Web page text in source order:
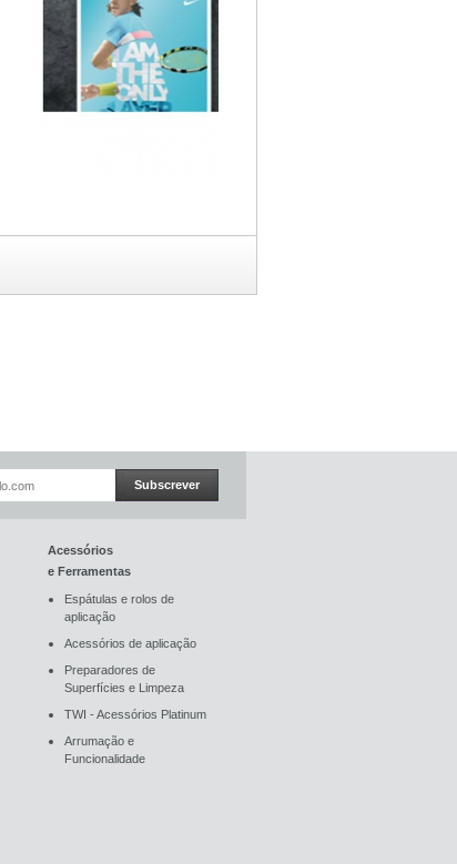
Subscrever
Acessórios
e Ferramentas
Espátulas e rolos de
aplicação
Acessórios de aplicação
Preparadores de
Superfícies e Limpeza
TWI - Acessórios Platinum
Arrumação e
Funcionalidade